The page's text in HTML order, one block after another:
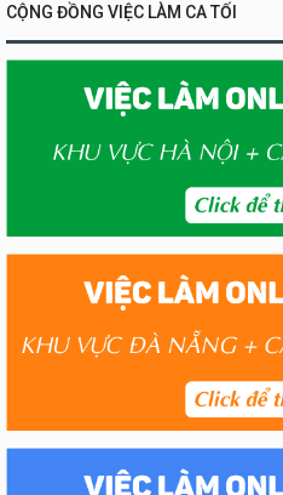
CỘNG ĐỒNG VIỆC LÀM CA TỐI